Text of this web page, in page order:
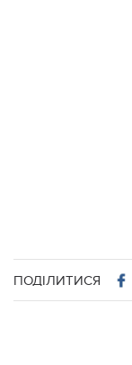
ПОДІЛИТИСЯ